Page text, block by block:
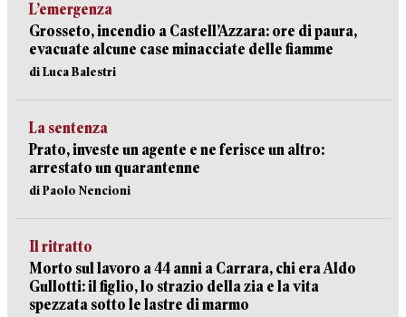
L’emergenza
Grosseto, incendio a Castell’Azzara: ore di paura,
evacuate alcune case minacciate delle fiamme
di Luca Balestri
La sentenza
Prato, investe un agente e ne ferisce un altro:
arrestato un quarantenne
di Paolo Nencioni
Il ritratto
Morto sul lavoro a 44 anni a Carrara, chi era Aldo
Gullotti: il figlio, lo strazio della zia e la vita
spezzata sotto le lastre di marmo